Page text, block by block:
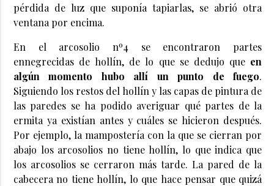
pérdida de luz que suponía tapiarlas, se abrió otra
ventana por encima.
En el arcosolio nº4 se encontraron partes
ennegrecidas de hollín, de lo que se dedujo que en
algún momento hubo allí un punto de fuego.
Siguiendo los restos del hollín y las capas de pintura de
las paredes se ha podido averiguar qué partes de la
ermita ya existían antes y cuáles se hicieron después.
Por ejemplo, la mampostería con la que se cierran por
abajo los arcosolios no tiene hollín, lo que indica que
los arcosolios se cerraron más tarde. La pared de la
cabecera no tiene hollín, lo que hace pensar que quizá